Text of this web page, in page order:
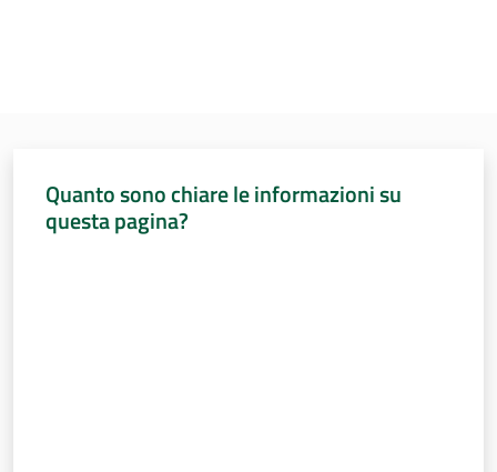
Quanto sono chiare le informazioni su
questa pagina?